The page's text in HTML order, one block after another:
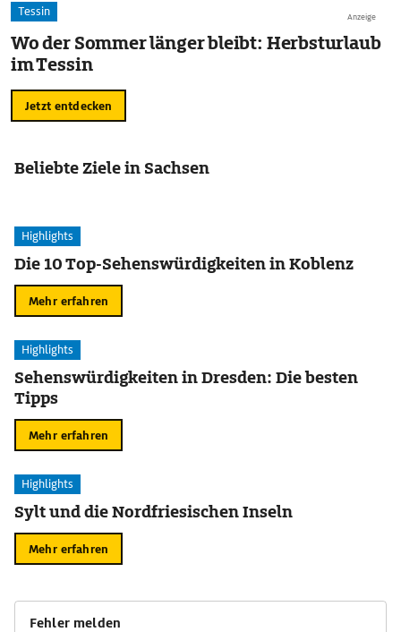
Anzeige
Tessin
Wo der Sommer länger bleibt: Herbsturlaub
im Tessin
Jetzt entdecken
Beliebte Ziele in Sachsen
Highlights
Die 10 Top-Sehenswürdigkeiten in Koblenz
Mehr erfahren
Highlights
Sehenswürdigkeiten in Dresden: Die besten
Tipps
Mehr erfahren
Highlights
Sylt und die Nordfriesischen Inseln
Mehr erfahren
Fehler melden